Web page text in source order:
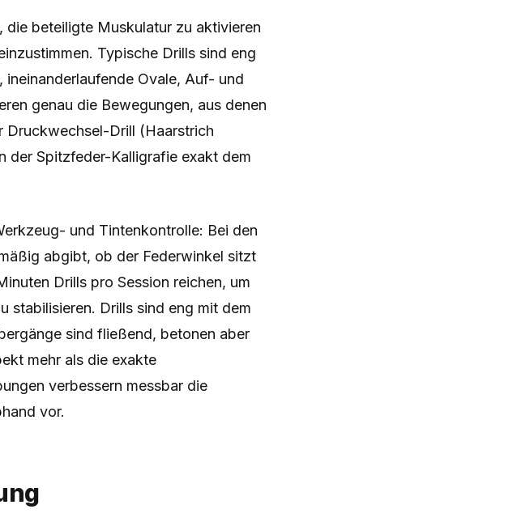
die beteiligte Muskulatur zu aktivieren
Typische Drills sind eng
Ovale, Auf- und
genau die Bewegungen, aus denen
Druckwechsel-Drill (Haarstrich
der Spitzfeder-Kalligrafie exakt dem
und Tintenkontrolle: Bei den
abgibt, ob der Federwinkel sitzt
Drills pro Session reichen, um
stabilisieren. Drills sind eng mit dem
sind fließend, betonen aber
mehr als die exakte
verbessern messbar die
vor.